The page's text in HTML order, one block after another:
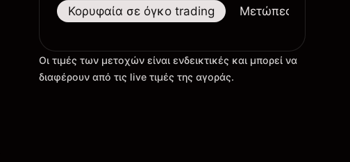
Κορυφαία σε όγκο trading Μετώπες
Οι τιμές των μετοχών είναι ενδεικτικές και μπορεί να
διαφέρουν από τις live τιμές της αγοράς.